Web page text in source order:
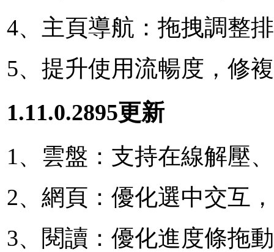
4、主頁導航：拖拽調整
5、提升使用流暢度，修
1.11.0.2895更新
1、雲盤：支持在線解壓
2、網頁：優化選中交互
3、閱讀：優化進度條拖